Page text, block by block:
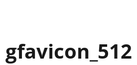
gfavicon_512